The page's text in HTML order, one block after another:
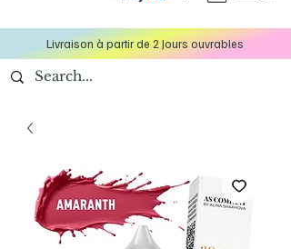
Livraison à partir de 2 Jours ouvrables